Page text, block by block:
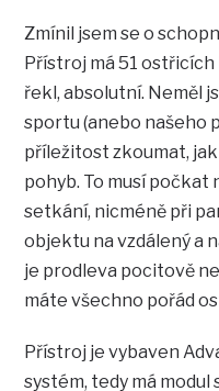
Zmínil jsem se o
Přístroj má 51 ostřicích
řekl, absolutní. Neměl
sportu (anebo našeho
příležitost zkoumat,
pohyb. To musí počkat
setkání, nicméně při
objektu na vzdálený a
je prodleva pocitově
máte všechno pořád
Přístroj je vybaven
systém, tedy má modul